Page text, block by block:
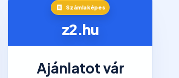
Számlaképes
z2.hu
Ajánlatot vár